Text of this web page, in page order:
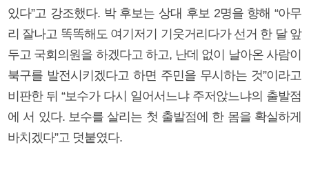
있다”고 강조했다. 박 후보는 상대 후보 2명을 향해 “아무
리 잘나고 똑똑해도 여기저기 기웃거리다가 선거 한 달 앞
두고 국회의원을 하겠다고 하고, 난데 없이 날아온 사람이
북구를 발전시키겠다고 하면 주민을 무시하는 것”이라고
비판한 뒤 “보수가 다시 일어서느냐 주저앉느냐의 출발점
에 서 있다. 보수를 살리는 첫 출발점에 한 몸을 확실하게
바치겠다”고 덧붙였다.